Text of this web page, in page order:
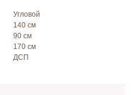
Угловой
140 см
90 см
170 см
ДСП